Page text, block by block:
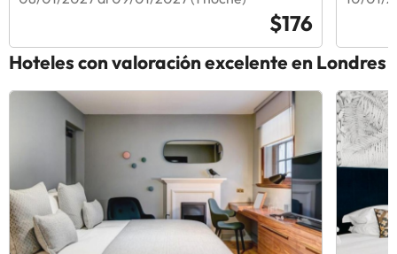
$176
Hoteles con valoración excelente en Londres